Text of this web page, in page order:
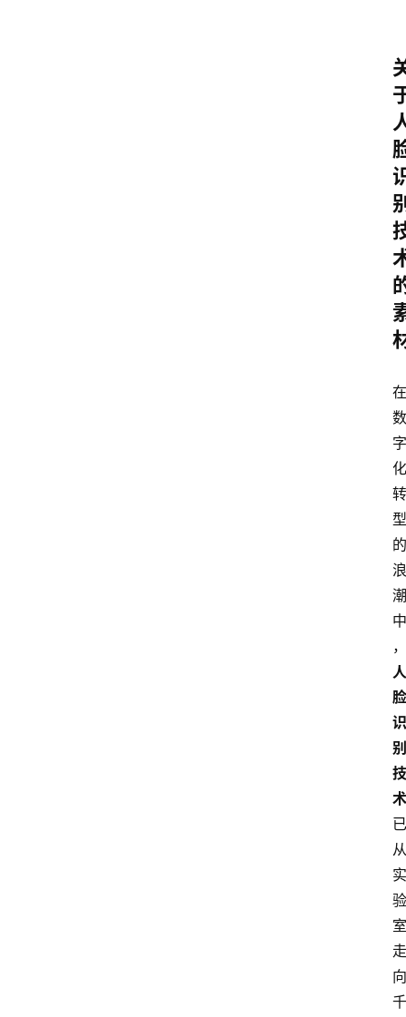
在
数
字
化
转
型
的
浪
潮
中
，
人
脸
识
别
技
术
已
从
实
验
室
走
向
千